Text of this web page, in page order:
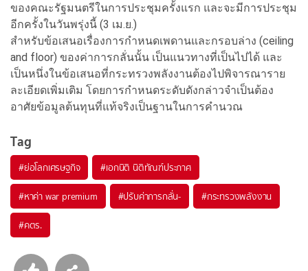
ของคณะรัฐมนตรีในการประชุมครั้งแรก และจะมีการประชุม
อีกครั้งในวันพรุ่งนี้ (3 เม.ย.)
สำหรับข้อเสนอเรื่องการกำหนดเพดานและกรอบล่าง (ceiling
and floor) ของค่าการกลั่นนั้น เป็นแนวทางที่เป็นไปได้ และ
เป็นหนึ่งในข้อเสนอที่กระทรวงพลังงานต้องไปพิจารณาราย
ละเอียดเพิ่มเติม โดยการกำหนดระดับดังกล่าวจำเป็นต้อง
อาศัยข้อมูลต้นทุนที่แท้จริงเป็นฐานในการคำนวณ
Tag
#ย่อโลกเศรษฐกิจ #เอกนิติ นิติทัณฑ์ประภาศ
#หาค่า war premium #ปรับค่าการกลั่น- #กระทรวงพลังงาน
#คตร.